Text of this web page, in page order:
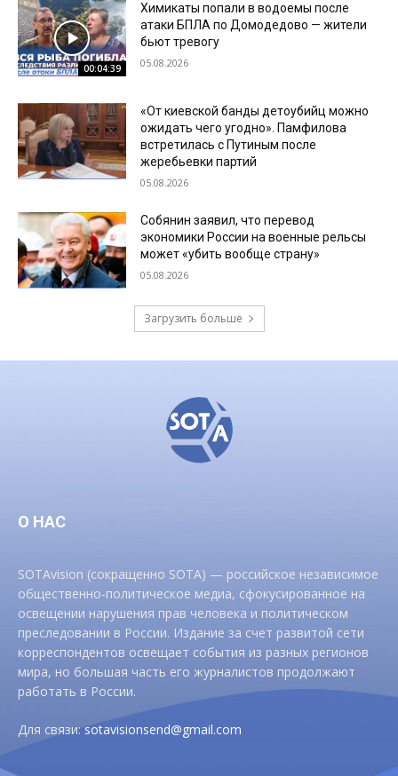
00:04:39
Химикаты попали в водоемы после
атаки БПЛА по Домодедово — жители
бьют тревогу
05.08.2026
«От киевской банды детоубийц можно
ожидать чего угодно». Памфилова
встретилась с Путиным после
жеребьевки партий
05.08.2026
Собянин заявил, что перевод
экономики России на военные рельсы
может «убить вообще страну»
05.08.2026
Загрузить больше
О НАС
SOTAvision (сокращенно SOTA) — российское независимое
общественно-политическое медиа, сфокусированное на
освещении нарушения прав человека и политическом
преследовании в России. Издание за счет развитой сети
корреспондентов освещает события из разных регионов
мира, но большая часть его журналистов продолжают
работать в России.
Для связи:sotavisionsend@gmail.com